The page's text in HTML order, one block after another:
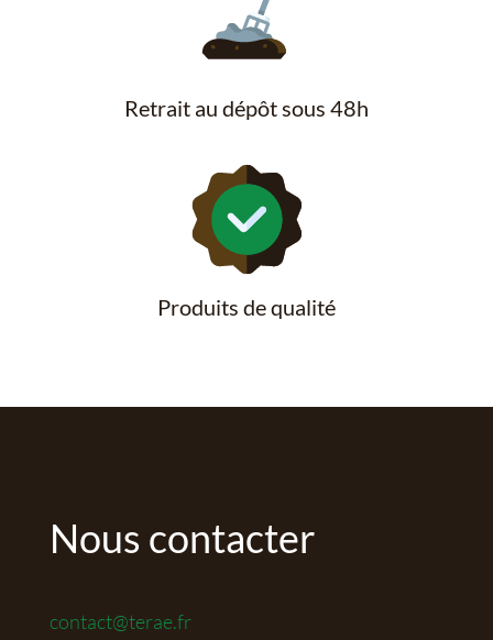
Retrait au dépôt sous 48h
Produits de qualité
Nous contacter
contact@terae.fr